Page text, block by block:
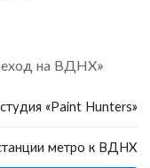
на ВДНХ»
студия «Paint Hunters»
метро к ВДНХ